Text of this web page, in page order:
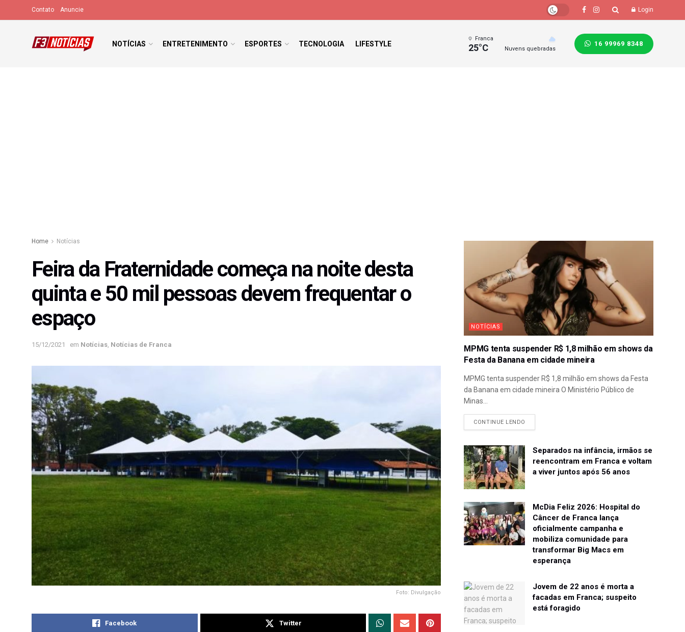
Contato Anuncie Login
NOTÍCIAS ENTRETENIMENTO ESPORTES TECNOLOGIA LIFESTYLE
Franca
25°C Nuvens quebradas
16 99969 8348
Home Notícias
Feira da Fraternidade começa na noite desta
quinta e 50 mil pessoas devem frequentar o
espaço
15/12/2021 em Notícias Notícias de Franca
Foto: Divulgação
Facebook Twitter
NOTÍCIAS
MPMG tenta suspender R$ 1,8 milhão em shows da
Festa da Banana em cidade mineira
MPMG tenta suspender R$ 1,8 milhão em shows da Festa
da Banana em cidade mineira O Ministério Público de
Minas...
CONTINUE LENDO
Separados na infância, irmãos se
reencontram em Franca e voltam
a viver juntos após 56 anos
McDia Feliz 2026: Hospital do
Câncer de Franca lança
oficialmente campanha e
mobiliza comunidade para
transformar Big Macs em
esperança
Jovem de 22 anos é morta a
facadas em Franca; suspeito
está foragido